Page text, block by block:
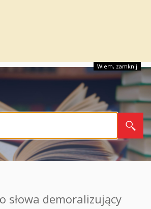
Wiem, zamknij
słowa demoralizujący